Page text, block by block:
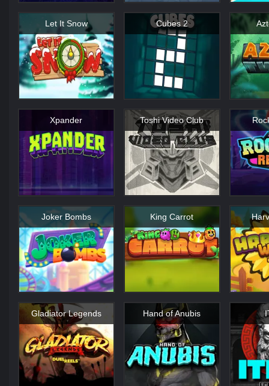
Let It Snow Cubes 2
Xpander Toshi Video Club
Joker Bombs King Carrot
Gladiator Legends Hand of Anubis